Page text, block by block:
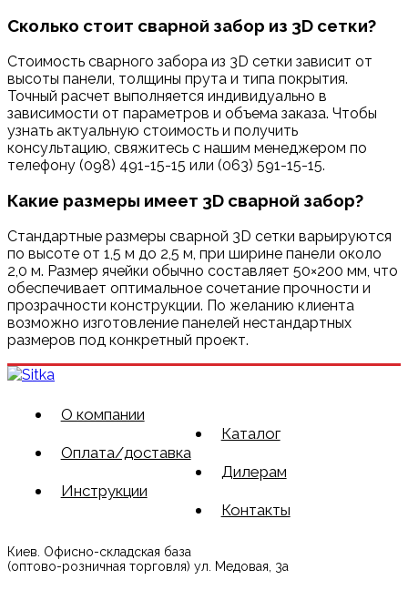
Сколько стоит сварной забор из 3D сетки?
Стоимость сварного забора из 3D сетки зависит от
высоты панели, толщины прута и типа покрытия.
Точный расчет выполняется индивидуально в
зависимости от параметров и объема заказа. Чтобы
узнать актуальную стоимость и получить
консультацию, свяжитесь с нашим менеджером по
телефону (098) 491-15-15 или (063) 591-15-15.
Какие размеры имеет 3D сварной забор?
Стандартные размеры сварной 3D сетки варьируются
по высоте от 1,5 м до 2,5 м, при ширине панели около
2,0 м. Размер ячейки обычно составляет 50×200 мм, что
обеспечивает оптимальное сочетание прочности и
прозрачности конструкции. По желанию клиента
возможно изготовление панелей нестандартных
размеров под конкретный проект.
О компании
Каталог
Оплата/доставка
Дилерам
Инструкции
Контакты
Киев. Офисно-складская база
(оптово-розничная торговля) ул. Медовая, 3а